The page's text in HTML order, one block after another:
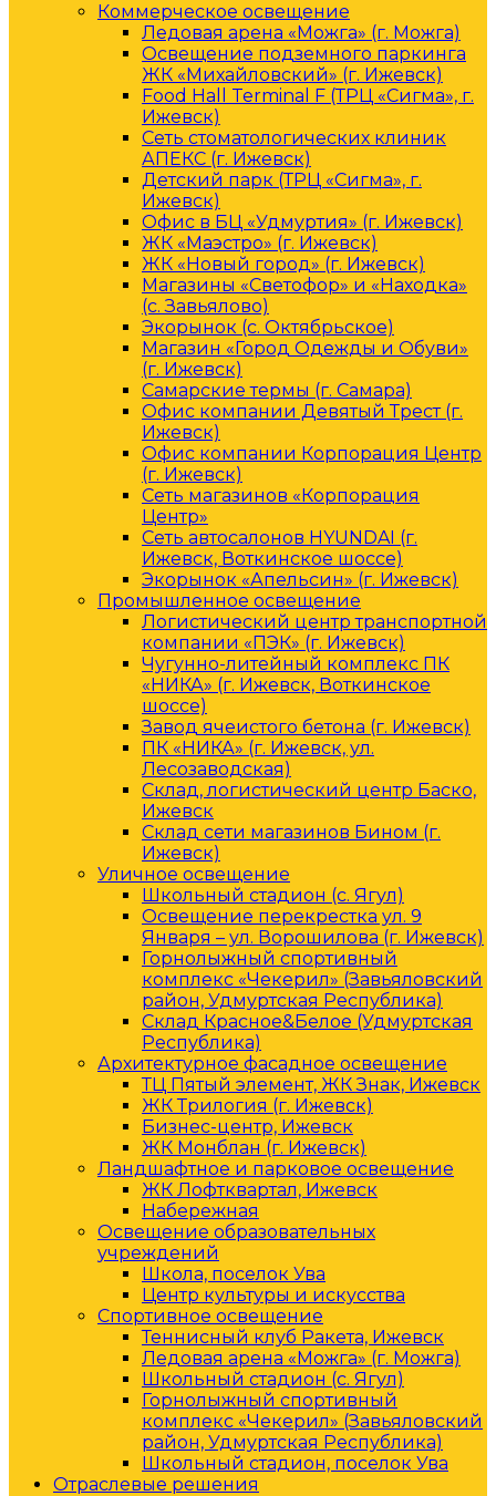
Коммерческое освещение
Ледовая арена «Можга» (г. Можга)
Освещение подземного паркинга
ЖК «Михайловский» (г. Ижевск)
Food Hall Terminal F (ТРЦ «Сигма», г.
Ижевск)
Сеть стоматологических клиник
АПЕКС (г. Ижевск)
Детский парк (ТРЦ «Сигма», г.
Ижевск)
Офис в БЦ «Удмуртия» (г. Ижевск)
ЖК «Маэстро» (г. Ижевск)
ЖК «Новый город» (г. Ижевск)
Магазины «Светофор» и «Находка»
(с. Завьялово)
Экорынок (с. Октябрьское)
Магазин «Город Одежды и Обуви»
(г. Ижевск)
Самарские термы (г. Самара)
Офис компании Девятый Трест (г.
Ижевск)
Офис компании Корпорация Центр
(г. Ижевск)
Сеть магазинов «Корпорация
Центр»
Сеть автосалонов HYUNDAI (г.
Ижевск, Воткинское шоссе)
Экорынок «Апельсин» (г. Ижевск)
Промышленное освещение
Логистический центр транспортной
компании «ПЭК» (г. Ижевск)
Чугунно-литейный комплекс ПК
«НИКА» (г. Ижевск, Воткинское
шоссе)
Завод ячеистого бетона (г. Ижевск)
ПК «НИКА» (г. Ижевск, ул.
Лесозаводская)
Склад, логистический центр Баско,
Ижевск
Склад сети магазинов Бином (г.
Ижевск)
Уличное освещение
Школьный стадион (с. Ягул)
Освещение перекрестка ул. 9
Января – ул. Ворошилова (г. Ижевск)
Горнолыжный спортивный
комплекс «Чекерил» (Завьяловский
район, Удмуртская Республика)
Склад Красное&Белое (Удмуртская
Республика)
Архитектурное фасадное освещение
ТЦ Пятый элемент, ЖК Знак, Ижевск
ЖК Трилогия (г. Ижевск)
Бизнес-центр, Ижевск
ЖК Монблан (г. Ижевск)
Ландшафтное и парковое освещение
ЖК Лофтквартал, Ижевск
Набережная
Освещение образовательных
учреждений
Школа, поселок Ува
Центр культуры и искусства
Спортивное освещение
Теннисный клуб Ракета, Ижевск
Ледовая арена «Можга» (г. Можга)
Школьный стадион (с. Ягул)
Горнолыжный спортивный
комплекс «Чекерил» (Завьяловский
район, Удмуртская Республика)
Школьный стадион, поселок Ува
Отраслевые решения